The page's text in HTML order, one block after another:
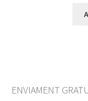
ENVIAMENT